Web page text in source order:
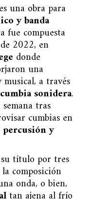
una obra para
y banda
fue compuesta
2022, en
donde
una
musical, a través
cumbia sonidera.
tras
cumbias en
percusión y
título por tres
composición
onda, o bien,